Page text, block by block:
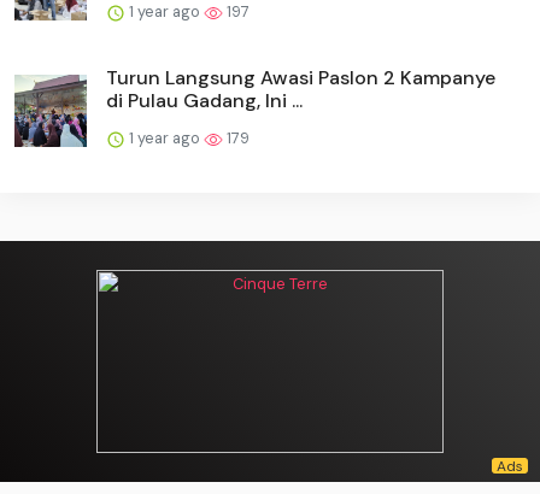
1 year ago 197
Turun Langsung Awasi Paslon 2 Kampanye
di Pulau Gadang, Ini ...
1 year ago 179